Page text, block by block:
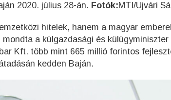
2020. július 28-án. Fotók:MTI/Ujvári
hitelek, hanem a magyar
a külgazdasági és
Kft. több mint 665 millió forintos
kedden Baján.